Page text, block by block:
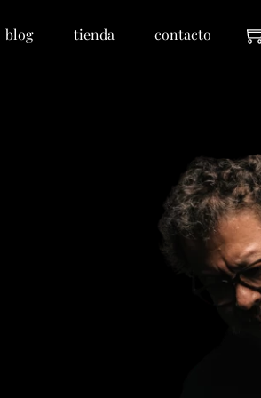
blog tienda contacto